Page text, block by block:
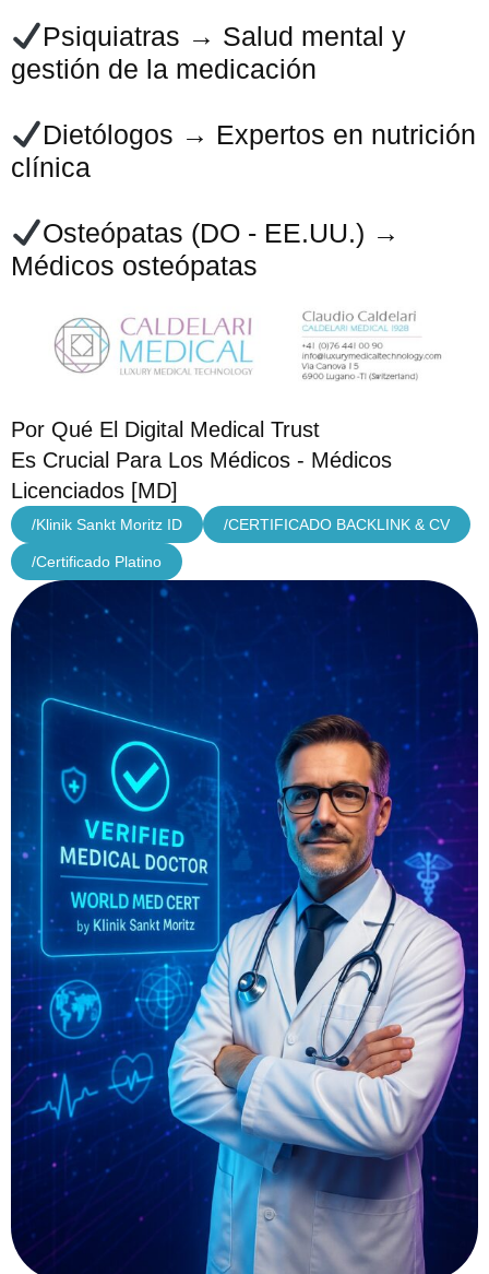
Psiquiatras → Salud mental y
gestión de la medicación
Dietólogos → Expertos en nutrición
clínica
Osteópatas (DO - EE.UU.) →
Médicos osteópatas
Por Qué El Digital Medical Trust
Es Crucial Para Los Médicos - Médicos
Licenciados [MD]
/Klinik Sankt Moritz ID /CERTIFICADO BACKLINK & CV
/Certificado Platino